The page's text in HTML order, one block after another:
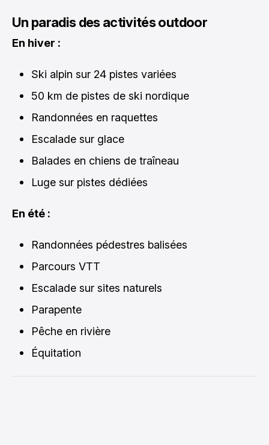
Un paradis des activités outdoor
En hiver :
Ski alpin sur 24 pistes variées
50 km de pistes de ski nordique
Randonnées en raquettes
Escalade sur glace
Balades en chiens de traîneau
Luge sur pistes dédiées
En été :
Randonnées pédestres balisées
Parcours VTT
Escalade sur sites naturels
Parapente
Pêche en rivière
Équitation